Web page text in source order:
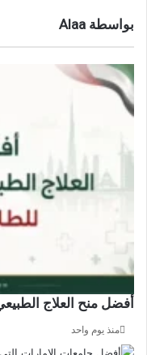
بواسطة Alaa
أفضل منح العلاج
منذ يوم واحد